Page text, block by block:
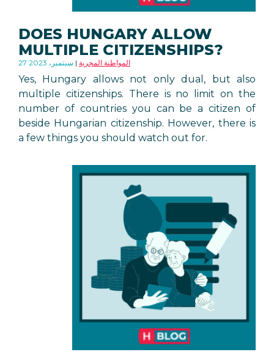
DOES HUNGARY ALLOW
MULTIPLE CITIZENSHIPS?
27 سبتمبر، 2023 المواطنة المجرية
Yes, Hungary allows not only dual, but also
multiple citizenships. There is no limit on the
number of countries you can be a citizen of
beside Hungarian citizenship. However, there is
a few things you should watch out for.